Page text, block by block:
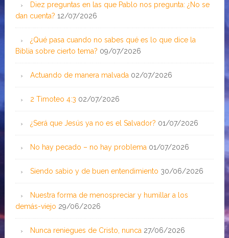
Diez preguntas en las que Pablo nos pregunta: ¿No se
dan cuenta? 12/07/2026
¿Qué pasa cuando no sabes qué es lo que dice la
Biblia sobre cierto tema? 09/07/2026
Actuando de manera malvada 02/07/2026
2 Timoteo 4:3 02/07/2026
¿Será que Jesús ya no es el Salvador? 01/07/2026
No hay pecado – no hay problema 01/07/2026
Siendo sabio y de buen entendimiento 30/06/2026
Nuestra forma de menospreciar y humillar a los
demás-viejo 29/06/2026
Nunca reniegues de Cristo, nunca 27/06/2026